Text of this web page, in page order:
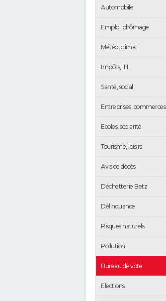
Automobile
Emploi, chômage
Météo, climat
Impôts, IFI
Santé, social
Entreprises, commerces
Ecoles, scolarité
Tourisme, loisirs
Avis de décès
Déchetterie Betz
Délinquance
Risques naturels
Pollution
Bureau de vote
Elections